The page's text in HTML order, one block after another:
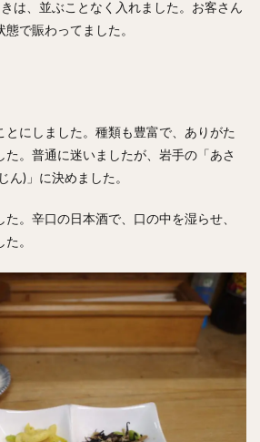
は、並ぶことなく入れました。お客さん
で賑わってました。
とにしました。種類も豊富で、ありがた
た。普通に迷いましたが、岩手の「あさ
ん)」に決めました。
た。辛口の日本酒で、口の中を湿らせ、
。